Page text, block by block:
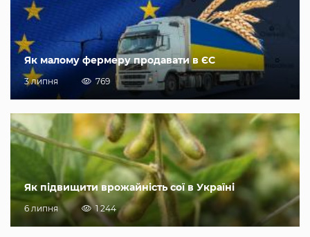
Як малому фермеру продавати в ЄС
3 липня 769
Як підвищити врожайність сої в Україні
6 липня 1 244